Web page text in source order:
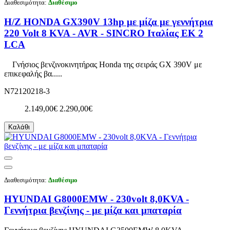
Διαθεσιμότητα: Διαθέσιμο
Η/Ζ HONDA GX390V 13hp με μίζα με γεννήτρια
220 Volt 8 KVA - AVR - SINCRO Ιταλίας EK 2
LCA
Γνήσιος βενζινοκινητήρας Honda της σειράς GX 390V με
επικεφαλής βα.....
N72120218-3
2.149,00€ 2.290,00€
Καλάθι
Διαθεσιμότητα: Διαθέσιμο
HYUNDAI G8000EMW - 230volt 8,0KVA -
Γεννήτρια βενζίνης - με μίζα και μπαταρία